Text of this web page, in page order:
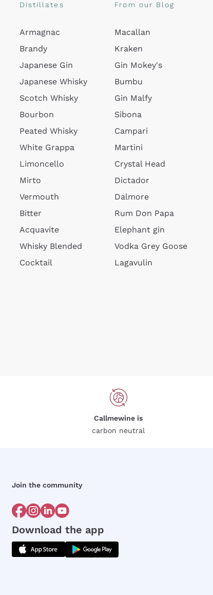
Distillates
Armagnac
Brandy
Japanese Gin
Japanese Whisky
Scotch Whisky
Bourbon
Peated Whisky
White Grappa
Limoncello
Mirto
Vermouth
Bitter
Acquavite
Whisky Blended
Cocktail
From our Blog
Macallan
Kraken
Gin Mokey's
Bumbu
Gin Malfy
Sibona
Campari
Martini
Crystal Head
Dictador
Dalmore
Rum Don Papa
Elephant gin
Vodka Grey Goose
Lagavulin
Callmewine is
carbon neutral
Join the community
Download the app